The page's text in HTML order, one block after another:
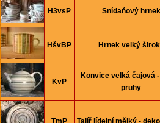
H3vsP Snídaňový hrnek
HšvBP Hrnek velký
KvP
Konvice velká čajová
pruhy
TmP Talíř jí­delní­ mělký -